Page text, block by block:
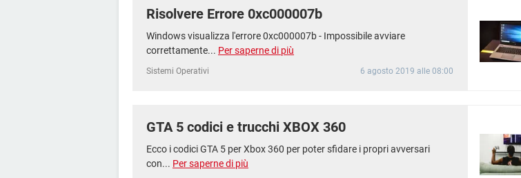
Risolvere Errore 0xc000007b
Windows visualizza l'errore 0xc000007b - Impossibile avviare
correttamente... Per saperne di più
Sistemi Operativi 6 agosto 2019 alle 08:00
GTA 5 codici e trucchi XBOX 360
Ecco i codici GTA 5 per Xbox 360 per poter sfidare i propri avversari
con... Per saperne di più